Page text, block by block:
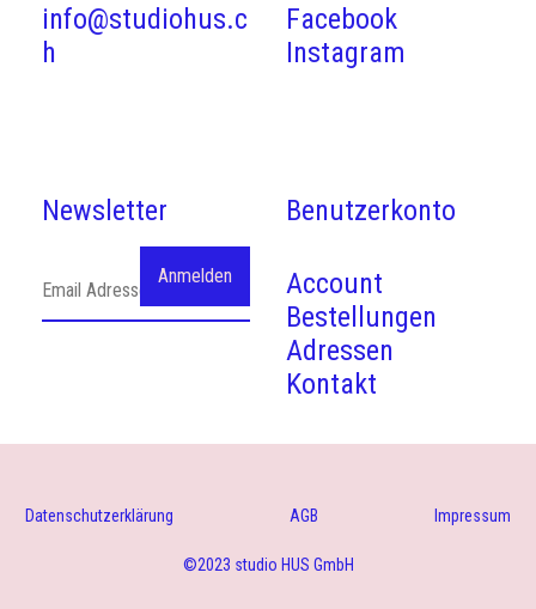
info@studiohus.c
h
Facebook
Instagram
Newsletter Benutzerkonto
Account
Bestellungen
Adressen
Kontakt
©2023 studio HUS GmbH
Datenschutzerklärung AGB Impressum